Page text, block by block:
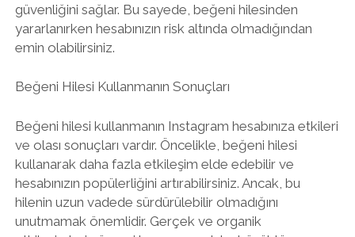
güvenliğini sağlar. Bu sayede, beğeni hilesinden
yararlanırken hesabınızın risk altında olmadığından
emin olabilirsiniz.
Beğeni Hilesi Kullanmanın Sonuçları
Beğeni hilesi kullanmanın Instagram hesabınıza etkileri
ve olası sonuçları vardır. Öncelikle, beğeni hilesi
kullanarak daha fazla etkileşim elde edebilir ve
hesabınızın popülerliğini artırabilirsiniz. Ancak, bu
hilenin uzun vadede sürdürülebilir olmadığını
unutmamak önemlidir. Gerçek ve organik